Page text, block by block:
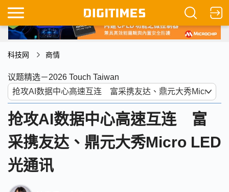
科技网 商情
议题精选－2026 Touch Taiwan
抢攻AI数据中心高速互连 富
采携友达、鼎元大秀Micro LED
光通讯